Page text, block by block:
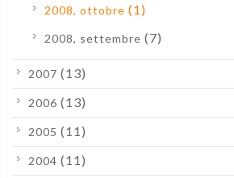
2008, ottobre (1)
2008, settembre (7)
2007 (13)
2006 (13)
2005 (11)
2004 (11)